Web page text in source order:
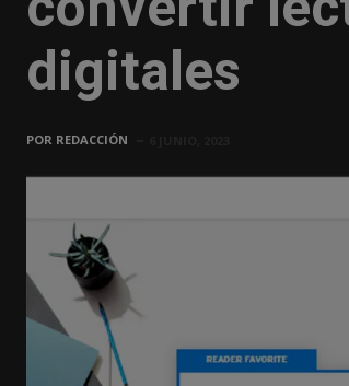
digitales
POR REDACCIÓN